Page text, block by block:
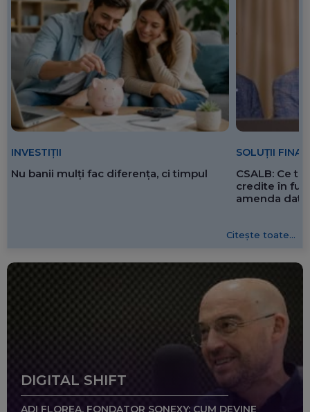
INVESTIȚII
Nu banii mulți fac diferența, ci timpul
SOLUȚII
CSALB: Ce
credite în
amenda
Citește toate...
DIGITAL SHIFT
ADI FLOREA, FONDATOR SONEXY: CUM DEVINE